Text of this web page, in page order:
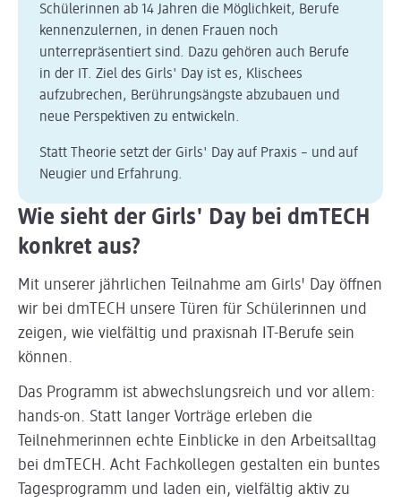
Schülerinnen ab 14 Jahren die Möglichkeit, Berufe
kennenzulernen, in denen Frauen noch
unterrepräsentiert sind. Dazu gehören auch Berufe
in der IT. Ziel des Girls' Day ist es, Klischees
aufzubrechen, Berührungsängste abzubauen und
neue Perspektiven zu entwickeln.
Statt Theorie setzt der Girls' Day auf Praxis – und auf
Neugier und Erfahrung.
Wie sieht der Girls' Day bei dmTECH
konkret aus?
Mit unserer jährlichen Teilnahme am Girls' Day öffnen
wir bei dmTECH unsere Türen für Schülerinnen und
zeigen, wie vielfältig und praxisnah IT-Berufe sein
können.
Das Programm ist abwechslungsreich und vor allem:
hands-on. Statt langer Vorträge erleben die
Teilnehmerinnen echte Einblicke in den Arbeitsalltag
bei dmTECH. Acht Fachkollegen gestalten ein buntes
Tagesprogramm und laden ein, vielfältig aktiv zu